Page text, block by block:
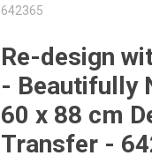
642365
Re-design
- Beautifully
60 x 88 cm
Transfer -